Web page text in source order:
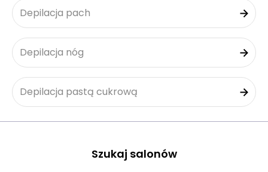
Depilacja pach
Depilacja nóg
Depilacja pastą cukrową
Szukaj salonów